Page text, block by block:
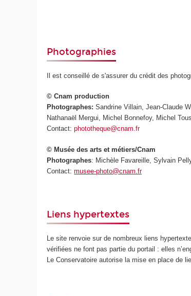
Photographies
Il est conseillé de s'assurer du crédit des
© Cnam production
Photographes: Sandrine Villain, Jean-Claude
Nathanaël Mergui, Michel Bonnefoy, Michel
Contact:phototheque@cnam.fr
© Musée des arts et métiers/Cnam
Photographes: Michèle Favareille, Sylvain
Contact:musee-photo@cnam.fr
Liens hypertextes
Le site renvoie sur de nombreux liens
vérifiées ne font pas partie du portail : elles
Le Conservatoire autorise la mise en place de